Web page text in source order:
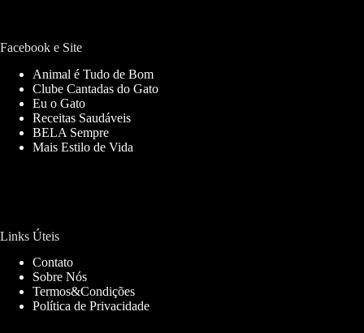
Facebook e Site
Animal é Tudo de Bom
Clube Cantadas do Gato
Eu o Gato
Receitas Saudáveis
BELA Sempre
Mais Estilo de Vida
Links Úteis
Contato
Sobre Nós
Termos&Condições
Política de Privacidade